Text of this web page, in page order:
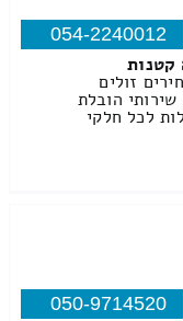
054-2240012
קטנות
זולים
הובלת
לכל חלקי
050-9714520